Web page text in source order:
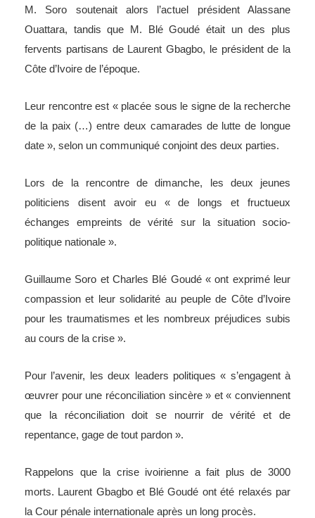
M. Soro soutenait alors l’actuel président Alassane
Ouattara, tandis que M. Blé Goudé était un des plus
fervents partisans de Laurent Gbagbo, le président de la
Côte d’Ivoire de l’époque.
Leur rencontre est « placée sous le signe de la recherche
de la paix (…) entre deux camarades de lutte de longue
date », selon un communiqué conjoint des deux parties.
Lors de la rencontre de dimanche, les deux jeunes
politiciens disent avoir eu « de longs et fructueux
échanges empreints de vérité sur la situation socio-
politique nationale ».
Guillaume Soro et Charles Blé Goudé « ont exprimé leur
compassion et leur solidarité au peuple de Côte d’Ivoire
pour les traumatismes et les nombreux préjudices subis
au cours de la crise ».
Pour l’avenir, les deux leaders politiques « s’engagent à
œuvrer pour une réconciliation sincère » et « conviennent
que la réconciliation doit se nourrir de vérité et de
repentance, gage de tout pardon ».
Rappelons que la crise ivoirienne a fait plus de 3000
morts. Laurent Gbagbo et Blé Goudé ont été relaxés par
la Cour pénale internationale après un long procès.